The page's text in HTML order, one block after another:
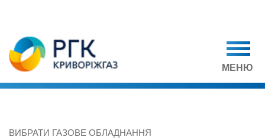
МЕНЮ
ВИБРАТИ ГАЗОВЕ ОБЛАДНАННЯ